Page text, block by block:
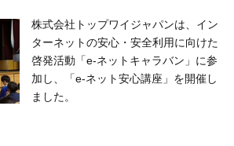
株式会社トップワイジャパンは、イン
ターネットの安心・安全利用に向けた
啓発活動「e-ネットキャラバン」に参
加し、「e-ネット安心講座」を開催し
ました。